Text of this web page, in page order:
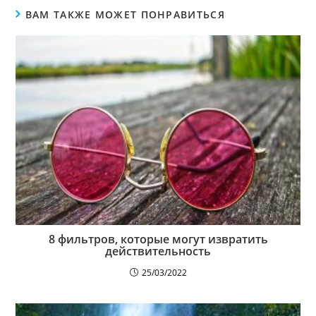
ВАМ ТАКЖЕ МОЖЕТ ПОНРАВИТЬСЯ
8 фильтров, которые могут извратить
действительность
25/03/2022